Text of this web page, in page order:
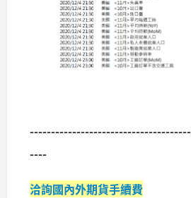
----
洽詢國內外期貨手續費